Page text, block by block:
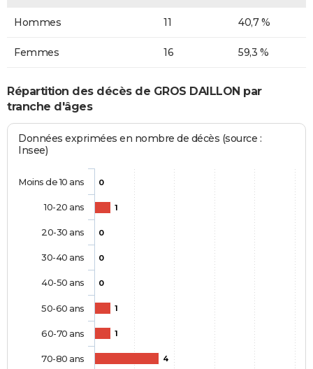
Hommes 11 40,7 %
Femmes 16 59,3 %
Répartition des décès de GROS DAILLON par
tranche d'âges
Données exprimées en nombre de décès (source :
Insee)
0
1
0
0
0
1
1
4
Moins de 10 ans
10-20 ans
20-30 ans
30-40 ans
40-50 ans
50-60 ans
60-70 ans
70-80 ans